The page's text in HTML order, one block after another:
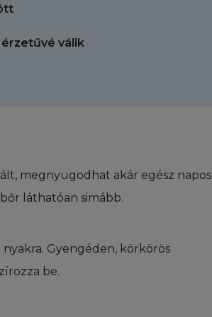
válik
megnyugodhat akár egész napos
láthatóan simább.
nyakra. Gyengéden, körkörös
be.
('Tartalom"")
L'Oréal-nak
jogok vagy
és jogcímen
elérhető